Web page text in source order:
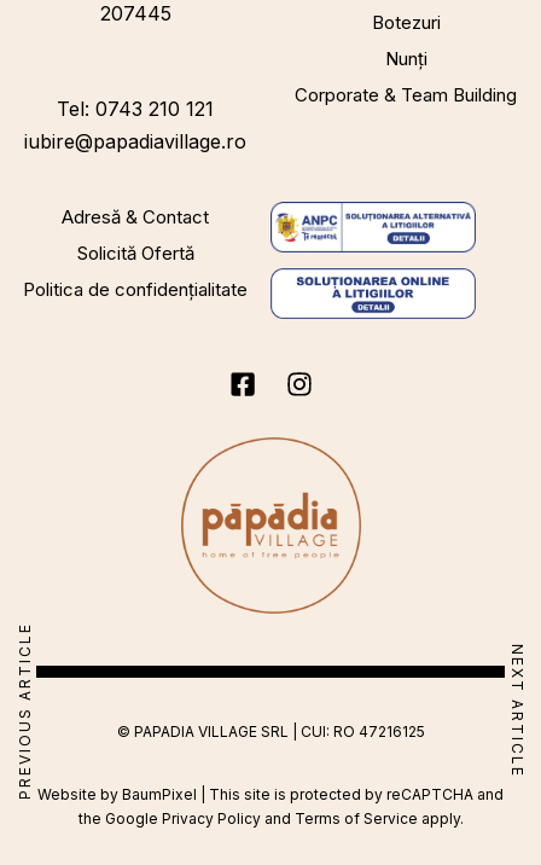
PREVIOUS ARTICLE NEXT ARTICLE
207445
Tel: 0743 210 121
iubire@papadiavillage.ro
Botezuri
Nunți
Corporate & Team Building
Adresă & Contact
Solicită Ofertă
Politica de confidențialitate
© PAPADIA VILLAGE SRL | CUI: RO 47216125
Website by BaumPixel | This site is protected by reCAPTCHA and
the Google Privacy Policyand Terms of Service apply.